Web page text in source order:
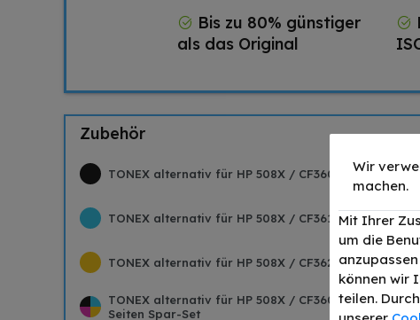
Bis zu 80% günstiger
als das Original
Zubehör
TONEX alternativ für HP 508X / CF360X Toner
TONEX alternativ für HP 508X / CF361X Toner Cyan
TONEX alternativ für HP 508X / CF362X Toner Gelb
TONEX alternativ für HP 508X / CF360X Toner
Seiten Spar-Set
Wir
machen.
Mit Ihrer
um die
können wir
teilen.